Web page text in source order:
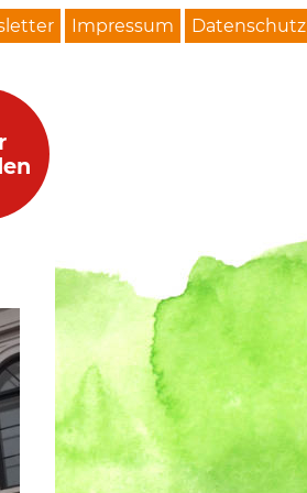
Impressum Datenschutz